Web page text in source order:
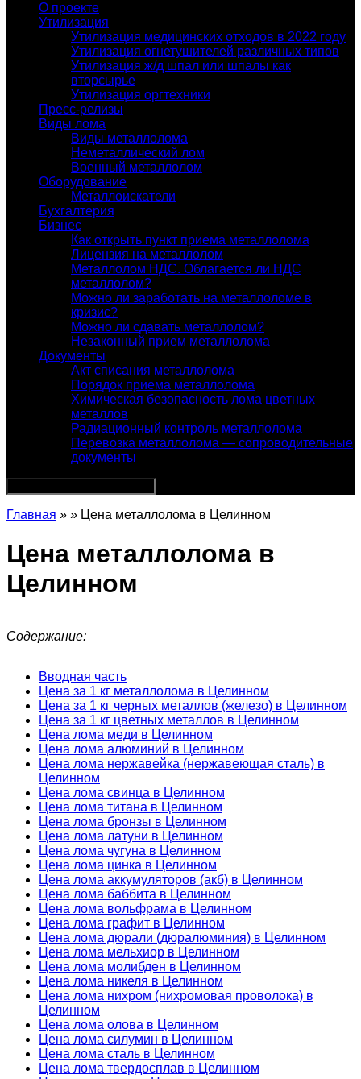
О проекте
Утилизация
Утилизация медицинских отходов в 2022 году
Утилизация огнетушителей различных типов
Утилизация ж/д шпал или шпалы как
вторсырье
Утилизация оргтехники
Пресс-релизы
Виды лома
Виды металлолома
Неметаллический лом
Военный металлолом
Оборудование
Металлоискатели
Бухгалтерия
Бизнес
Как открыть пункт приема металлолома
Лицензия на металлолом
Металлолом НДС. Облагается ли НДС
металлолом?
Можно ли заработать на металлоломе в
кризис?
Можно ли сдавать металлолом?
Незаконный прием металлолома
Документы
Акт списания металлолома
Порядок приема металлолома
Химическая безопасность лома цветных
металлов
Радиационный контроль металлолома
Перевозка металлолома — сопроводительные
документы
Главная » » Цена металлолома в Целинном
Цена металлолома в
Целинном
Содержание:
Вводная часть
Цена за 1 кг металлолома в Целинном
Цена за 1 кг черных металлов (железо) в Целинном
Цена за 1 кг цветных металлов в Целинном
Цена лома меди в Целинном
Цена лома алюминий в Целинном
Цена лома нержавейка (нержавеющая сталь) в
Целинном
Цена лома свинца в Целинном
Цена лома титана в Целинном
Цена лома бронзы в Целинном
Цена лома латуни в Целинном
Цена лома чугуна в Целинном
Цена лома цинка в Целинном
Цена лома аккумуляторов (акб) в Целинном
Цена лома баббита в Целинном
Цена лома вольфрама в Целинном
Цена лома графит в Целинном
Цена лома дюрали (дюралюминия) в Целинном
Цена лома мельхиор в Целинном
Цена лома молибден в Целинном
Цена лома никеля в Целинном
Цена лома нихром (нихромовая проволока) в
Целинном
Цена лома олова в Целинном
Цена лома силумин в Целинном
Цена лома сталь в Целинном
Цена лома твердосплав в Целинном